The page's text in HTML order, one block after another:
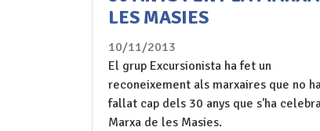
LES MASIES
10/11/2013
El grup Excursionista ha fet un
reconeixement als marxaires que no
fallat cap dels 30 anys que s'ha
Marxa de les Masies.